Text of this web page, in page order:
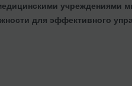
учреждениями
для эффективного